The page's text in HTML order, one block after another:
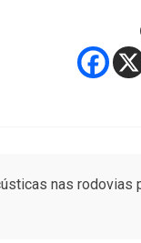
nas rodovias